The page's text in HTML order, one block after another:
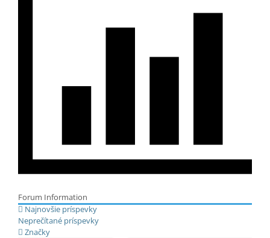
Forum Information
Najnovšie príspevky
Neprečítané príspevky
Značky